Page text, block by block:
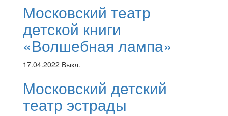
Московский театр
детской книги
«Волшебная лампа»
17.04.2022 Выкл.
Московский детский
театр эстрады